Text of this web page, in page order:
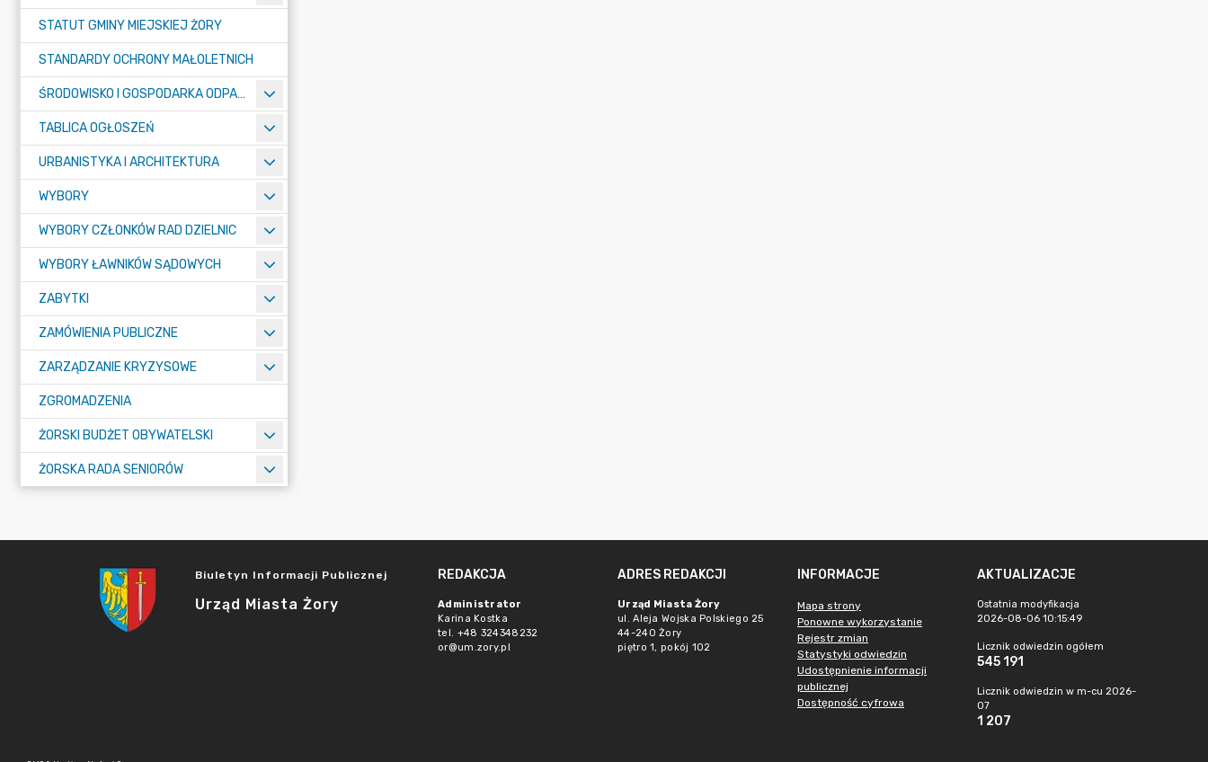
STATUT GMINY MIEJSKIEJ ŻORY
STANDARDY OCHRONY MAŁOLETNICH
ŚRODOWISKO I GOSPODARKA ODPADAMI
TABLICA OGŁOSZEŃ
URBANISTYKA I ARCHITEKTURA
WYBORY
WYBORY CZŁONKÓW RAD DZIELNIC
WYBORY ŁAWNIKÓW SĄDOWYCH
ZABYTKI
ZAMÓWIENIA PUBLICZNE
ZARZĄDZANIE KRYZYSOWE
ZGROMADZENIA
ŻORSKI BUDŻET OBYWATELSKI
ŻORSKA RADA SENIORÓW
Biuletyn Informacji Publicznej
Urząd Miasta Żory
REDAKCJA
Administrator
Karina Kostka
tel. +48 324348232
or@um.zory.pl
ADRES REDAKCJI
Urząd Miasta Żory
ul. Aleja Wojska Polskiego 25
44-240 Żory
piętro 1, pokój 102
INFORMACJE
Mapa strony
Ponowne wykorzystanie
Rejestr zmian
Statystyki odwiedzin
Udostępnienie informacji
publicznej
Dostępność cyfrowa
AKTUALIZACJE
Ostatnia modyfikacja
2026-08-06 10:15:49
Licznik odwiedzin ogółem
545 191
Licznik odwiedzin w m-cu 2026-
07
1 207